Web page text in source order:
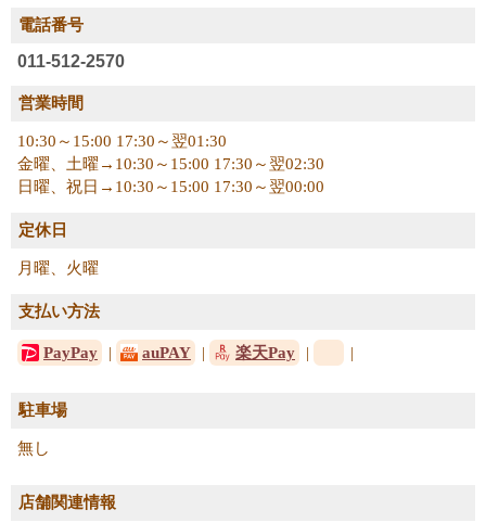
電話番号
011-512-2570
営業時間
10:30～15:00 17:30～翌01:30
金曜、土曜→10:30～15:00 17:30～翌02:30
日曜、祝日→10:30～15:00 17:30～翌00:00
定休日
月曜、火曜
支払い方法
PayPay auPAY 楽天Pay
駐車場
無し
店舗関連情報